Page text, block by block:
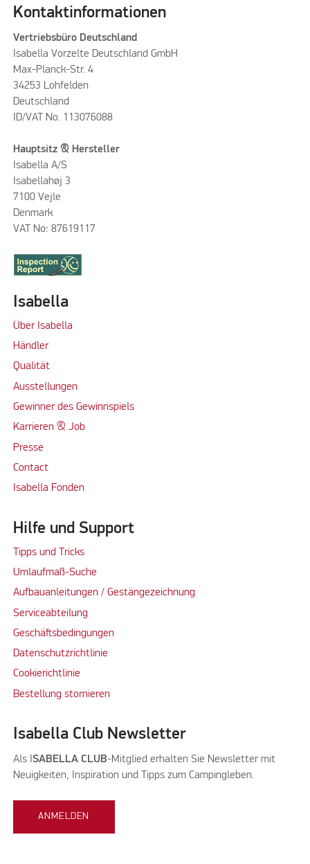
Kontaktinformationen
Vertriebsbüro Deutschland
Isabella Vorzelte Deutschland GmbH
Max-Planck-Str. 4
34253 Lohfelden
Deutschland
ID/VAT No. 113076088
Hauptsitz & Hersteller
Isabella A/S
Isabellahøj 3
7100 Vejle
Denmark
VAT No: 87619117
Isabella
Über Isabella
Händler
Qualität
Ausstellungen
Gewinner des Gewinnspiels
Karrieren & Job
Presse
Contact
Isabella Fonden
Hilfe und Support
Tipps und Tricks
Umlaufmaß-Suche
Aufbauanleitungen / Gestängezeichnung
Serviceabteilung
Geschäftsbedingungen
Datenschutzrichtlinie
Cookierichtlinie
Bestellung stornieren
Isabella Club Newsletter
Als I SABELLA CLUB-Mitglied erhalten Sie Newsletter mit
Neuigkeiten, Inspiration und Tipps zum Campingleben.
ANMELDEN